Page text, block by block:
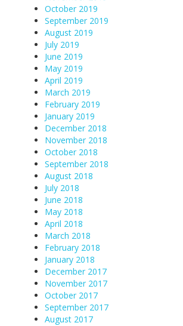
October 2019
September 2019
August 2019
July 2019
June 2019
May 2019
April 2019
March 2019
February 2019
January 2019
December 2018
November 2018
October 2018
September 2018
August 2018
July 2018
June 2018
May 2018
April 2018
March 2018
February 2018
January 2018
December 2017
November 2017
October 2017
September 2017
August 2017